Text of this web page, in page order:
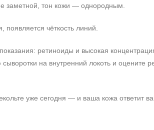
заметной, тон кожи — однородным.
появляется чёткость линий.
ретиноиды и высокая
на внутренний локоть и оцените
уже сегодня — и ваша кожа